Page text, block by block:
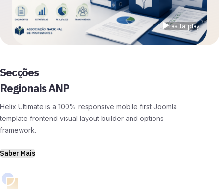
fas fa-play
Secções
Regionais ANP
Helix Ultimate is a 100% responsive mobile first Joomla
template frontend visual layout builder and options
framework.
Saber Mais